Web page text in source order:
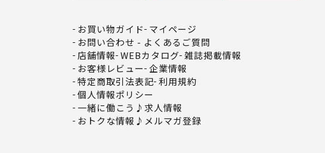
お買い物ガイド マイページ
お問い合わせ - よくあるご質問
店舗情報 WEBカタログ 雑誌掲載情報
お客様レビュー 企業情報
特定商取引法表記 利用規約
個人情報ポリシー
一緒に働こう♪求人情報
おトクな情報♪メルマガ登録